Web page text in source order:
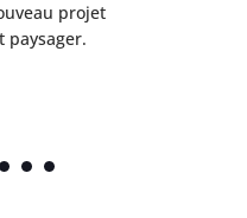
projet
paysager.